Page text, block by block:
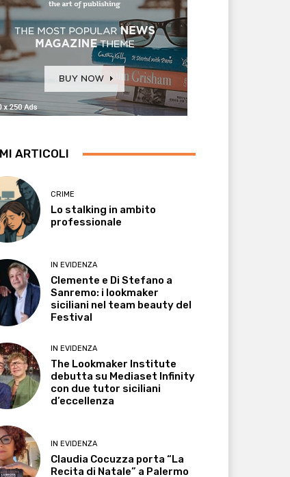
ARTICOLI
CRIME
Lo stalking in ambito
professionale
IN EVIDENZA
Clemente e Di Stefano a
Sanremo: i lookmaker
siciliani nel team beauty del
Festival
IN EVIDENZA
The Lookmaker Institute
debutta su Mediaset Infinity
con due tutor siciliani
d’eccellenza
IN EVIDENZA
Claudia Cocuzza porta “La
Recita di Natale” a Palermo